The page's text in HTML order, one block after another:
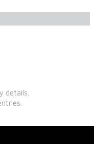
details.